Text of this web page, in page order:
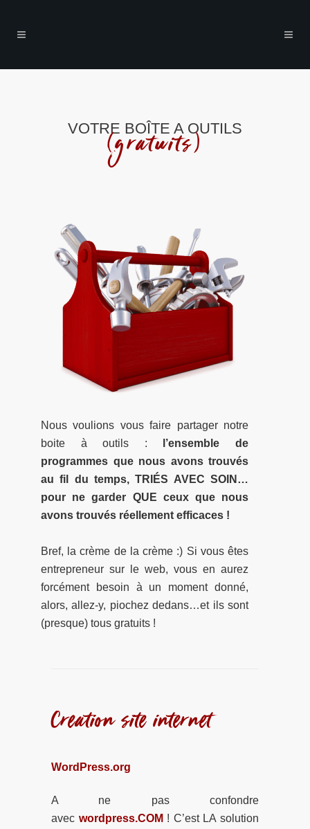
VOTRE BOÎTE A OUTILS
(gratuits)
Nous voulions vous faire partager notre
boite à outils :
l’ensemble de
programmes que nous avons trouvés
au fil du temps, TRIÉS AVEC SOIN…
pour ne garder QUE ceux que nous
avons trouvés réellement efficaces !
Bref, la crème de la crème :) Si vous êtes
entrepreneur sur le web, vous en aurez
forcément besoin à un moment donné,
alors, allez-y, piochez dedans…et ils sont
(presque) tous gratuits !
Creation site internet
WordPress.org
A ne pas confondre
avec wordpress.COM ! C’est LA solution